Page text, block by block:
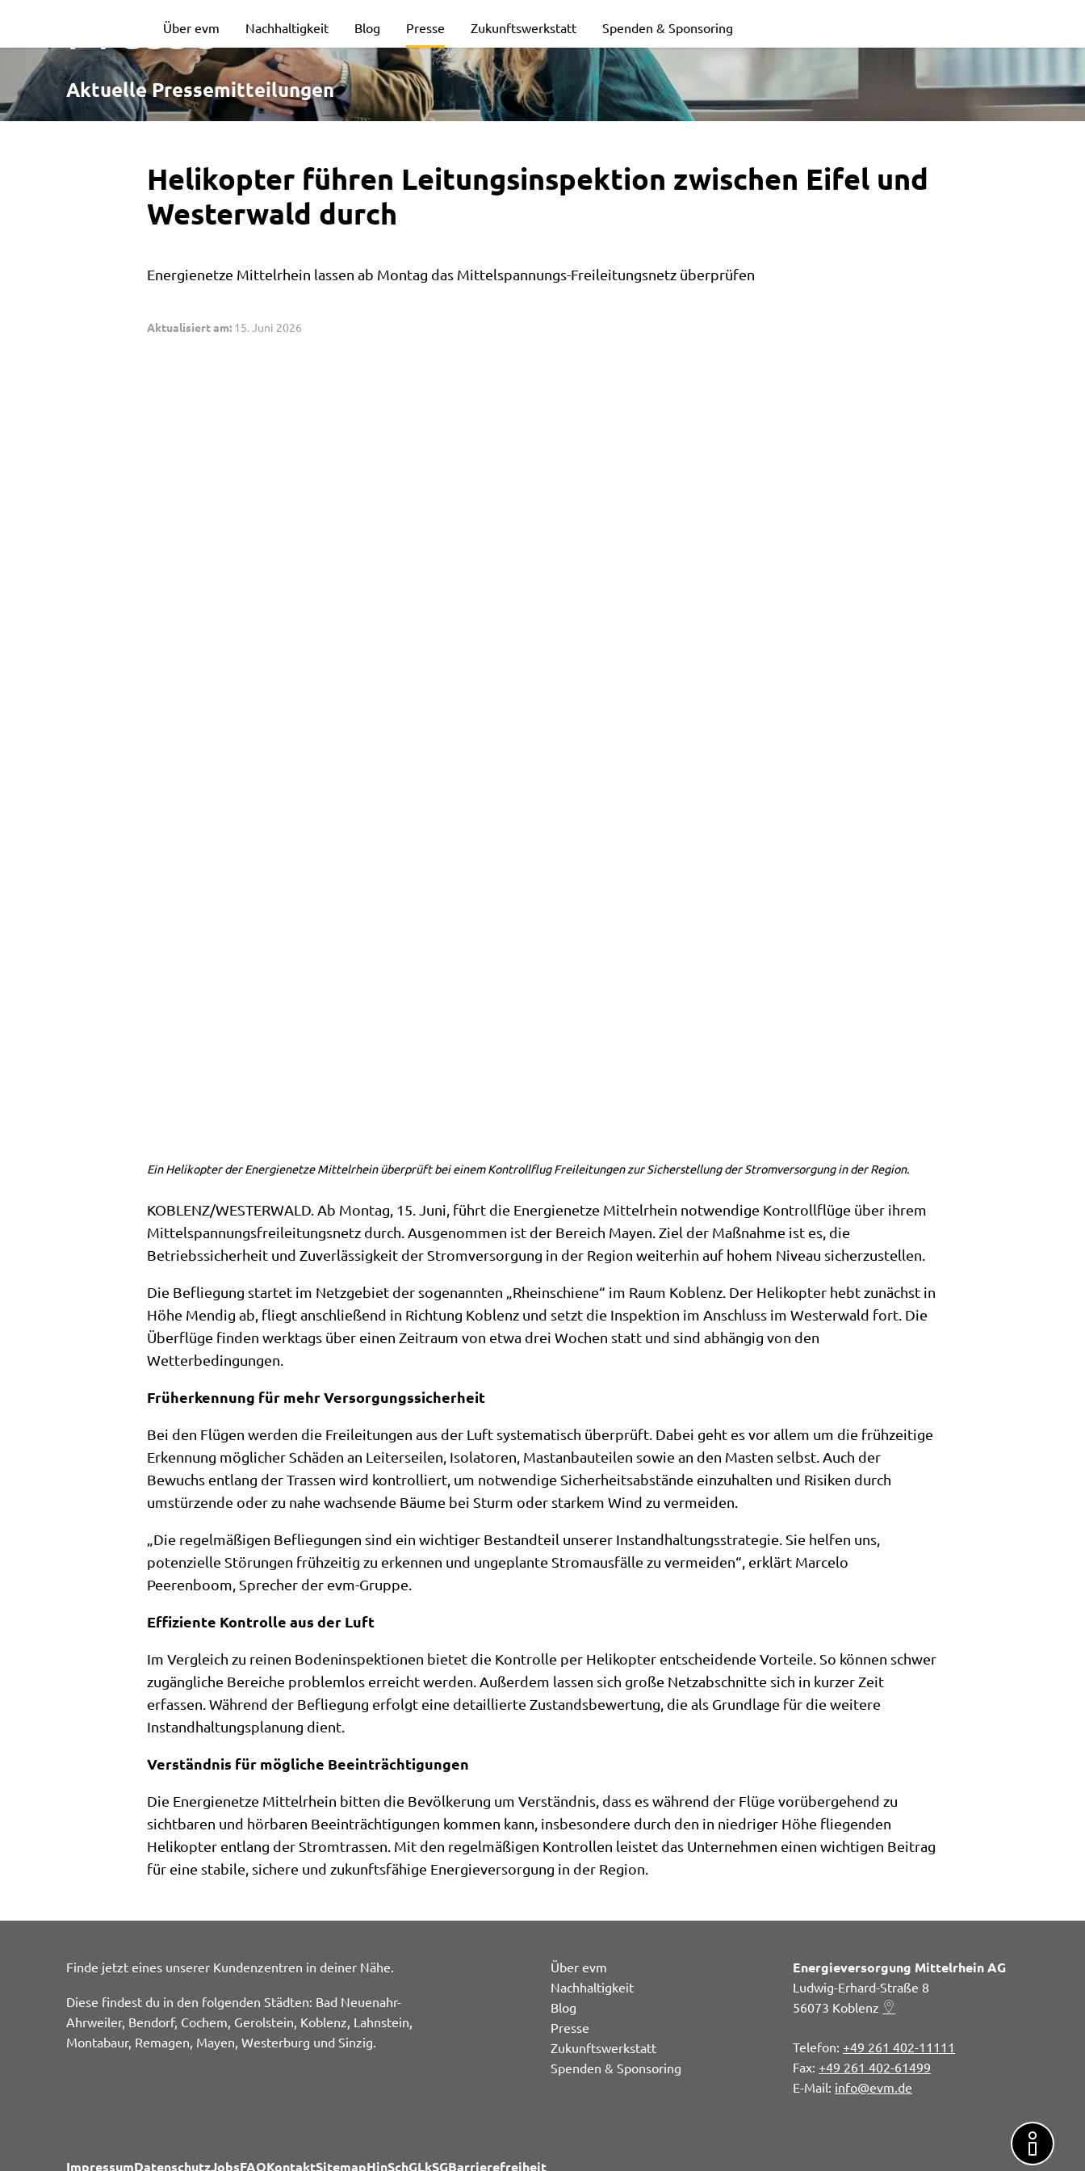
Helikopter
führen
Leitungsinspektion
zwischen
Über evm Nachhaltigkeit Blog Presse Zukunftswerkstatt Spenden & Sponsoring
Presse
Aktuelle Pressemitteilungen
Helikopter führen Leitungsinspektion zwischen Eifel und
Westerwald durch
Energienetze Mittelrhein lassen ab Montag das Mittelspannungs-Freileitungsnetz überprüfen
Aktualisiert am: 15. Juni 2026
Ein Helikopter der Energienetze Mittelrhein überprüft bei einem Kontrollflug Freileitungen zur Sicherstellung der Stromversorgung in der Region.
KOBLENZ/WESTERWALD. Ab Montag, 15. Juni, führt die Energienetze Mittelrhein notwendige Kontrollflüge über ihrem
Mittelspannungsfreileitungsnetz durch. Ausgenommen ist der Bereich Mayen. Ziel der Maßnahme ist es, die
Betriebssicherheit und Zuverlässigkeit der Stromversorgung in der Region weiterhin auf hohem Niveau sicherzustellen.
Die Befliegung startet im Netzgebiet der sogenannten „Rheinschiene“ im Raum Koblenz. Der Helikopter hebt zunächst in
Höhe Mendig ab, fliegt anschließend in Richtung Koblenz und setzt die Inspektion im Anschluss im Westerwald fort. Die
Überflüge finden werktags über einen Zeitraum von etwa drei Wochen statt und sind abhängig von den
Wetterbedingungen.
Früherkennung für mehr Versorgungssicherheit
Bei den Flügen werden die Freileitungen aus der Luft systematisch überprüft. Dabei geht es vor allem um die frühzeitige
Erkennung möglicher Schäden an Leiterseilen, Isolatoren, Mastanbauteilen sowie an den Masten selbst. Auch der
Bewuchs entlang der Trassen wird kontrolliert, um notwendige Sicherheitsabstände einzuhalten und Risiken durch
umstürzende oder zu nahe wachsende Bäume bei Sturm oder starkem Wind zu vermeiden.
„Die regelmäßigen Befliegungen sind ein wichtiger Bestandteil unserer Instandhaltungsstrategie. Sie helfen uns,
potenzielle Störungen frühzeitig zu erkennen und ungeplante Stromausfälle zu vermeiden“, erklärt Marcelo
Peerenboom, Sprecher der evm-Gruppe.
Effiziente Kontrolle aus der Luft
Im Vergleich zu reinen Bodeninspektionen bietet die Kontrolle per Helikopter entscheidende Vorteile. So können schwer
zugängliche Bereiche problemlos erreicht werden. Außerdem lassen sich große Netzabschnitte sich in kurzer Zeit
erfassen. Während der Befliegung erfolgt eine detaillierte Zustandsbewertung, die als Grundlage für die weitere
Instandhaltungsplanung dient.
Verständnis für mögliche Beeinträchtigungen
Die Energienetze Mittelrhein bitten die Bevölkerung um Verständnis, dass es während der Flüge vorübergehend zu
sichtbaren und hörbaren Beeinträchtigungen kommen kann, insbesondere durch den in niedriger Höhe fliegenden
Helikopter entlang der Stromtrassen. Mit den regelmäßigen Kontrollen leistet das Unternehmen einen wichtigen Beitrag
für eine stabile, sichere und zukunftsfähige Energieversorgung in der Region.
Finde jetzt eines unserer Kundenzentren in deiner Nähe.
Diese findest du in den folgenden Städten: Bad Neuenahr-
Ahrweiler, Bendorf, Cochem, Gerolstein, Koblenz, Lahnstein,
Montabaur, Remagen, Mayen, Westerburg und Sinzig.
Über evm
Nachhaltigkeit
Blog
Presse
Zukunftswerkstatt
Spenden & Sponsoring
Energieversorgung Mittelrhein AG
Ludwig-Erhard-Straße 8
56073 Koblenz
+49 261 402-11111
+49 261 402-61499
info@evm.de
ImpressumDatenschutzJobsFAQKontaktSitemapHinSchGLkSGBarrierefreiheit